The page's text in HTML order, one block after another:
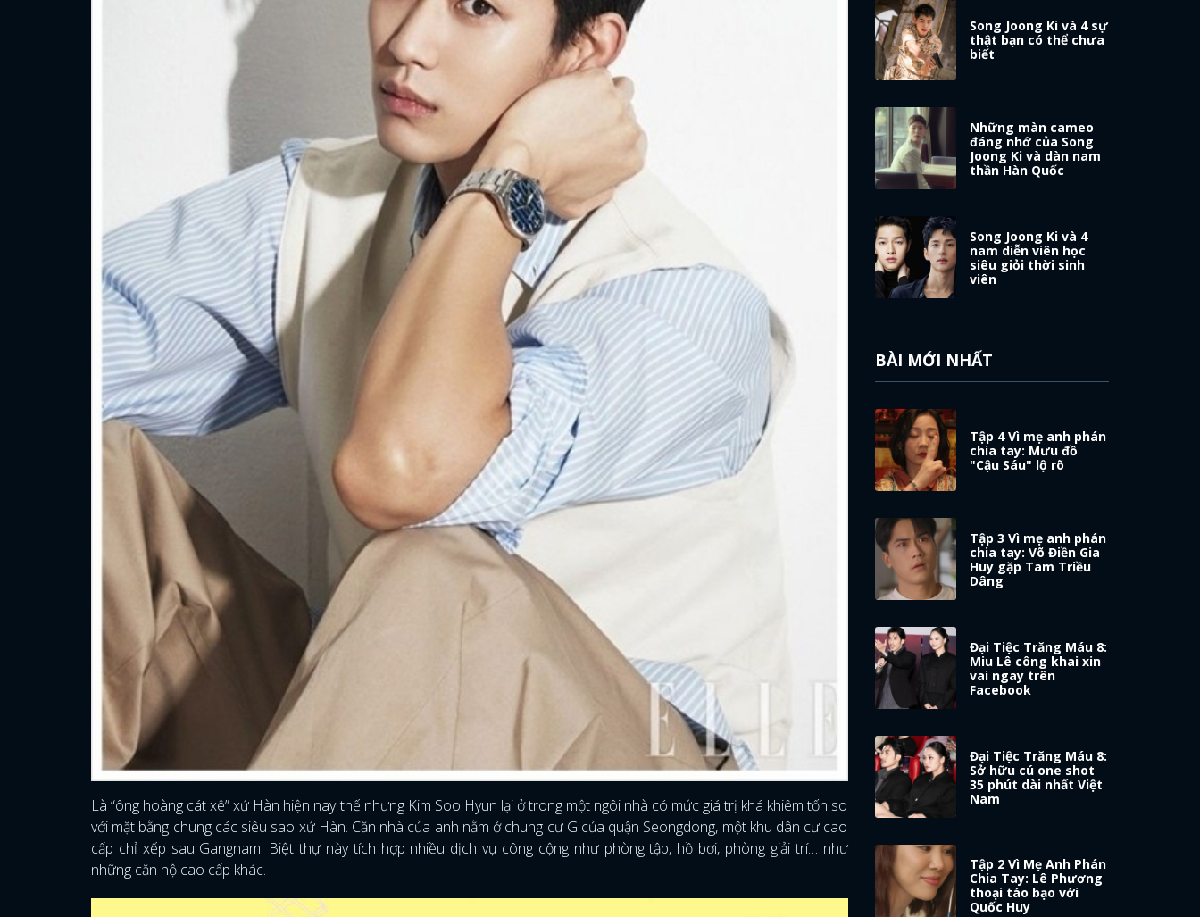
Là “ông hoàng cát xê” xứ Hàn hiện nay thế nhưng Kim Soo Hyun lại ở trong một ngôi nhà có mức giá trị khá khiêm tốn so
với mặt bằng chung các siêu sao xứ Hàn. Căn nhà của anh nằm ở chung cư G của quận Seongdong, một khu dân cư cao
cấp chỉ xếp sau Gangnam. Biệt thự này tích hợp nhiều dịch vụ công cộng như phòng tập, hồ bơi, phòng giải trí… như
những căn hộ cao cấp khác.
Song Joong Ki và 4 sự
thật bạn có thể chưa
biết
Những màn cameo
đáng nhớ của Song
Joong Ki và dàn nam
thần Hàn Quốc
Song Joong Ki và 4
nam diễn viên học
siêu giỏi thời sinh
viên
BÀI MỚI NHẤT
Tập 4 Vì mẹ anh phán
chia tay: Mưu đồ
"Cậu Sáu" lộ rõ
Tập 3 Vì mẹ anh phán
chia tay: Võ Điền Gia
Huy gặp Tam Triều
Dâng
Đại Tiệc Trăng Máu 8:
Miu Lê công khai xin
vai ngay trên
Facebook
Đại Tiệc Trăng Máu 8:
Sở hữu cú one shot
35 phút dài nhất Việt
Nam
Tập 2 Vì Mẹ Anh Phán
Chia Tay: Lê Phương
thoại táo bạo với
Quốc Huy